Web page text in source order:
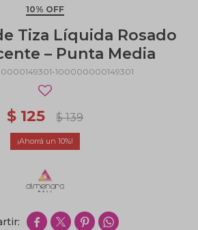
10% OFF
Tiza Líquida Rosado
– Punta Media
100000000149301
$ 125 $ 139
10
   